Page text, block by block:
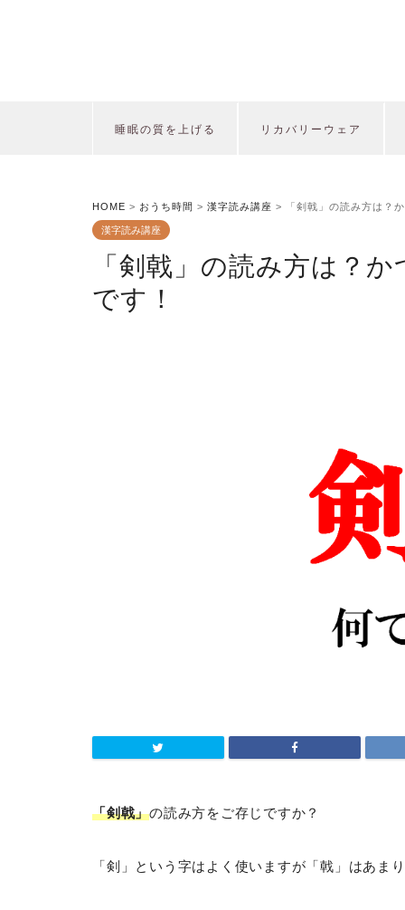
睡眠の質を上げる リカバリーウェア
HOME > おうち時間 > 漢字読み講座 > 「剣戟」の読み方は？
漢字読み講座
「剣戟」の読み方は？
です！
「剣戟」の読み方をご存じですか？
「剣」という字はよく使いますが「戟」はあま